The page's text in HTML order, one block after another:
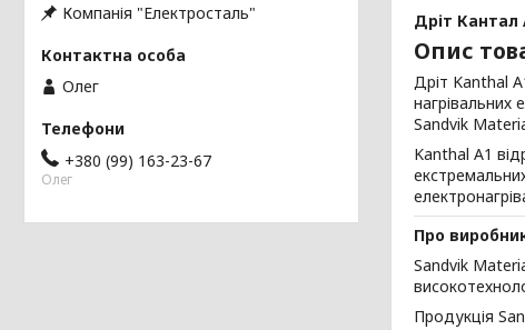
Дріт Кантал
Опис
Дріт Kanthal
нагрівальних
Sandvik
Kanthal A1
Про
Sandvik
Продукція
Компанія "Електросталь"
Олег
+380 (99) 163-23-67
Олег